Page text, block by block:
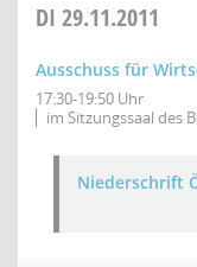
DI 29.11.2011
Ausschuss für
17:30-19:50 Uhr
im Sitzungssaal des
Niederschrift